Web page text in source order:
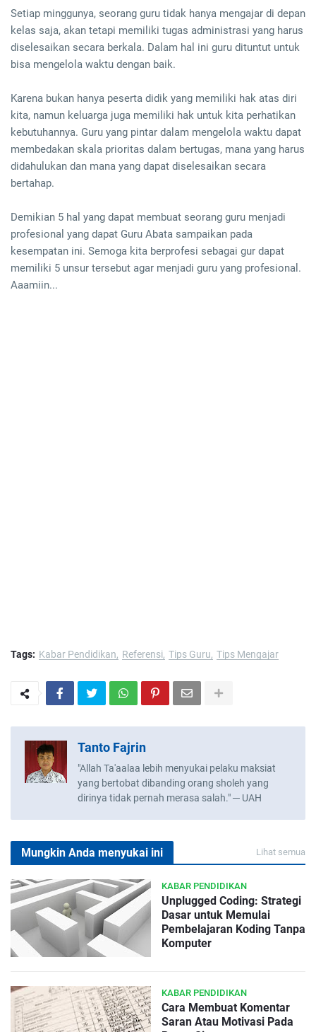
Setiap minggunya, seorang guru tidak hanya mengajar di depan
kelas saja, akan tetapi memiliki tugas administrasi yang harus
diselesaikan secara berkala. Dalam hal ini guru dituntut untuk
bisa mengelola waktu dengan baik.
Karena bukan hanya peserta didik yang memiliki hak atas diri
kita, namun keluarga juga memiliki hak untuk kita perhatikan
kebutuhannya. Guru yang pintar dalam mengelola waktu dapat
membedakan skala prioritas dalam bertugas, mana yang harus
didahulukan dan mana yang dapat diselesaikan secara
bertahap.
Demikian 5 hal yang dapat membuat seorang guru menjadi
profesional yang dapat Guru Abata sampaikan pada
kesempatan ini. Semoga kita berprofesi sebagai gur dapat
memiliki 5 unsur tersebut agar menjadi guru yang profesional.
Aaamiin...
Tags: Kabar Pendidikan Referensi Tips Guru Tips Mengajar
Tanto Fajrin
"Allah Ta'aalaa lebih menyukai pelaku maksiat
yang bertobat dibanding orang sholeh yang
dirinya tidak pernah merasa salah." ─ UAH
Mungkin Anda menyukai ini Lihat semua
KABAR PENDIDIKAN
Unplugged Coding: Strategi
Dasar untuk Memulai
Pembelajaran Koding Tanpa
Komputer
KABAR PENDIDIKAN
Cara Membuat Komentar
Saran Atau Motivasi Pada